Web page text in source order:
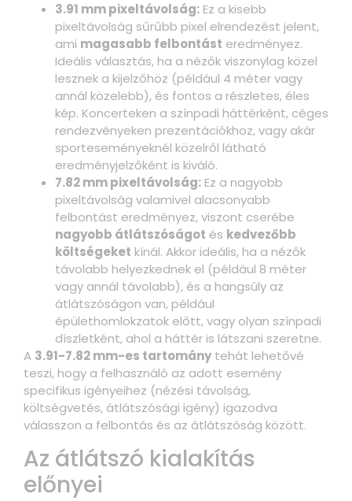
3.91 mm pixeltávolság: Ez a kisebb
pixeltávolság sűrűbb pixel elrendezést jelent,
ami magasabb felbontást eredményez.
Ideális választás, ha a nézők viszonylag közel
lesznek a kijelzőhöz (például 4 méter vagy
annál közelebb), és fontos a részletes, éles
kép. Koncerteken a színpadi háttérként, céges
rendezvényeken prezentációkhoz, vagy akár
sporteseményeknél közelről látható
eredményjelzőként is kiváló.
7.82 mm pixeltávolság: Ez a nagyobb
pixeltávolság valamivel alacsonyabb
felbontást eredményez, viszont cserébe
nagyobb átlátszóságot és kedvezőbb
költségeket kínál. Akkor ideális, ha a nézők
távolabb helyezkednek el (például 8 méter
vagy annál távolabb), és a hangsúly az
átlátszóságon van, például
épülethomlokzatok előtt, vagy olyan színpadi
díszletként, ahol a háttér is látszani szeretne.
A 3.91-7.82 mm-es tartomány tehát lehetővé
teszi, hogy a felhasználó az adott esemény
specifikus igényeihez (nézési távolság,
költségvetés, átlátszósági igény) igazodva
válasszon a felbontás és az átlátszóság között.
Az átlátszó kialakítás
előnyei